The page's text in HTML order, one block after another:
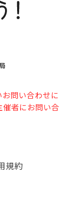
問い合わせに
者にお問い合
規約